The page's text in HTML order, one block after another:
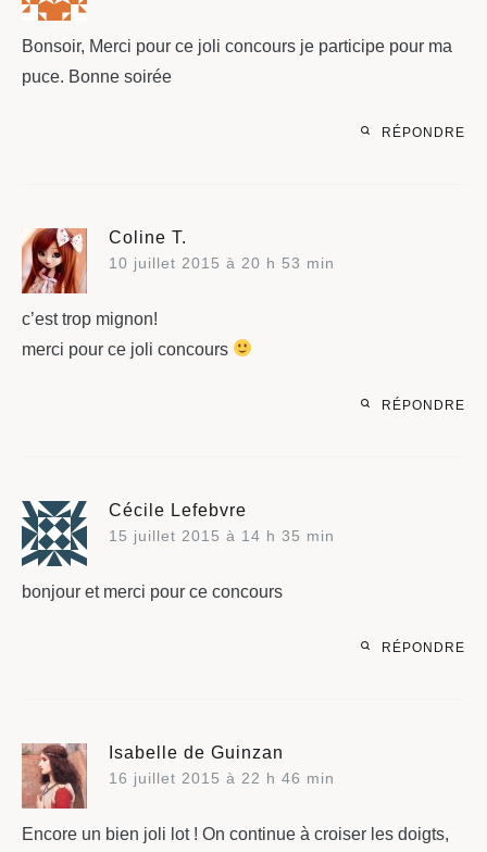
Bonsoir, Merci pour ce joli concours je participe pour ma
puce. Bonne soirée
RÉPONDRE
Coline T.
10 juillet 2015 à 20 h 53 min
c’est trop mignon!
merci pour ce joli concours
RÉPONDRE
Cécile Lefebvre
15 juillet 2015 à 14 h 35 min
bonjour et merci pour ce concours
RÉPONDRE
Isabelle de Guinzan
16 juillet 2015 à 22 h 46 min
Encore un bien joli lot ! On continue à croiser les doigts,